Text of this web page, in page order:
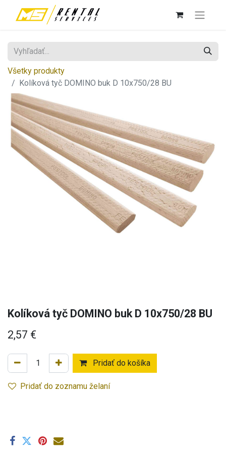
Všetky produkty
Kolíková tyč DOMINO buk D 10x750/28 BU
Kolíková tyč DOMINO buk D 10x750/28 BU
2,57 €
Pridať do košíka
Pridať do zoznamu želaní